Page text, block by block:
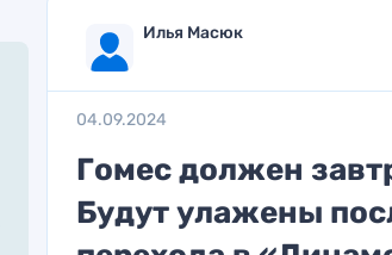
Илья Масюк
04.09.2024
Гомес должен
Будут улажены